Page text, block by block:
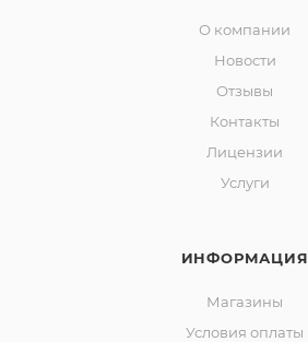
О компании
Новости
Отзывы
Контакты
Лицензии
Услуги
ИНФОРМАЦИЯ
Магазины
Условия оплаты